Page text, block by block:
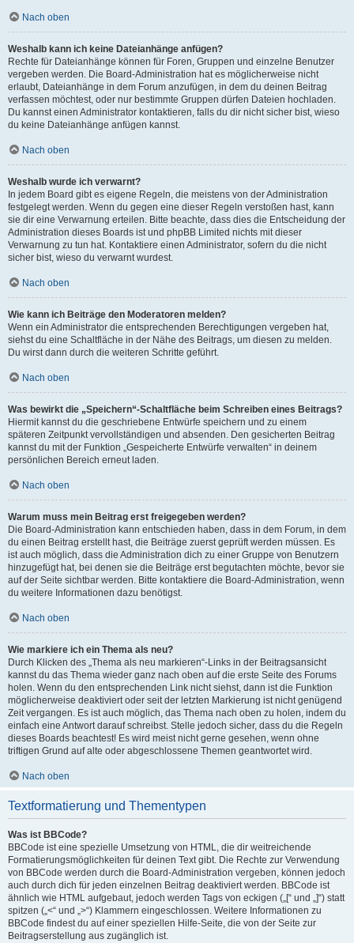
Nach oben
Weshalb kann ich keine Dateianhänge anfügen?
Rechte für Dateianhänge können für Foren, Gruppen und einzelne Benutzer
vergeben werden. Die Board-Administration hat es möglicherweise nicht
erlaubt, Dateianhänge in dem Forum anzufügen, in dem du deinen Beitrag
verfassen möchtest, oder nur bestimmte Gruppen dürfen Dateien hochladen.
Du kannst einen Administrator kontaktieren, falls du dir nicht sicher bist, wieso
du keine Dateianhänge anfügen kannst.
Nach oben
Weshalb wurde ich verwarnt?
In jedem Board gibt es eigene Regeln, die meistens von der Administration
festgelegt werden. Wenn du gegen eine dieser Regeln verstoßen hast, kann
sie dir eine Verwarnung erteilen. Bitte beachte, dass dies die Entscheidung der
Administration dieses Boards ist und phpBB Limited nichts mit dieser
Verwarnung zu tun hat. Kontaktiere einen Administrator, sofern du die nicht
sicher bist, wieso du verwarnt wurdest.
Nach oben
Wie kann ich Beiträge den Moderatoren melden?
Wenn ein Administrator die entsprechenden Berechtigungen vergeben hat,
siehst du eine Schaltfläche in der Nähe des Beitrags, um diesen zu melden.
Du wirst dann durch die weiteren Schritte geführt.
Nach oben
Was bewirkt die „Speichern“-Schaltfläche beim Schreiben eines Beitrags?
Hiermit kannst du die geschriebene Entwürfe speichern und zu einem
späteren Zeitpunkt vervollständigen und absenden. Den gesicherten Beitrag
kannst du mit der Funktion „Gespeicherte Entwürfe verwalten“ in deinem
persönlichen Bereich erneut laden.
Nach oben
Warum muss mein Beitrag erst freigegeben werden?
Die Board-Administration kann entschieden haben, dass in dem Forum, in dem
du einen Beitrag erstellt hast, die Beiträge zuerst geprüft werden müssen. Es
ist auch möglich, dass die Administration dich zu einer Gruppe von Benutzern
hinzugefügt hat, bei denen sie die Beiträge erst begutachten möchte, bevor sie
auf der Seite sichtbar werden. Bitte kontaktiere die Board-Administration, wenn
du weitere Informationen dazu benötigst.
Nach oben
Wie markiere ich ein Thema als neu?
Durch Klicken des „Thema als neu markieren“-Links in der Beitragsansicht
kannst du das Thema wieder ganz nach oben auf die erste Seite des Forums
holen. Wenn du den entsprechenden Link nicht siehst, dann ist die Funktion
möglicherweise deaktiviert oder seit der letzten Markierung ist nicht genügend
Zeit vergangen. Es ist auch möglich, das Thema nach oben zu holen, indem du
einfach eine Antwort darauf schreibst. Stelle jedoch sicher, dass du die Regeln
dieses Boards beachtest! Es wird meist nicht gerne gesehen, wenn ohne
triftigen Grund auf alte oder abgeschlossene Themen geantwortet wird.
Nach oben
Textformatierung und Thementypen
Was ist BBCode?
BBCode ist eine spezielle Umsetzung von HTML, die dir weitreichende
Formatierungsmöglichkeiten für deinen Text gibt. Die Rechte zur Verwendung
von BBCode werden durch die Board-Administration vergeben, können jedoch
auch durch dich für jeden einzelnen Beitrag deaktiviert werden. BBCode ist
ähnlich wie HTML aufgebaut, jedoch werden Tags von eckigen („[“ und „]“) statt
spitzen („<“ und „>“) Klammern eingeschlossen. Weitere Informationen zu
BBCode findest du auf einer speziellen Hilfe-Seite, die von der Seite zur
Beitragserstellung aus zugänglich ist.